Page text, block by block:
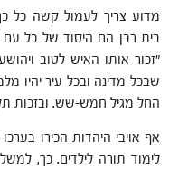
מדוע צריך לעמול קשה כל
בית רבן הם היסוד של כל
"זכור אותו האיש לטוב
שבכל מדינה ובכל עיר יהיו
החל מגיל חמש-שש. ובזכות
אף אויבי היהדות הכירו
לימוד תורה לילדים. כך,